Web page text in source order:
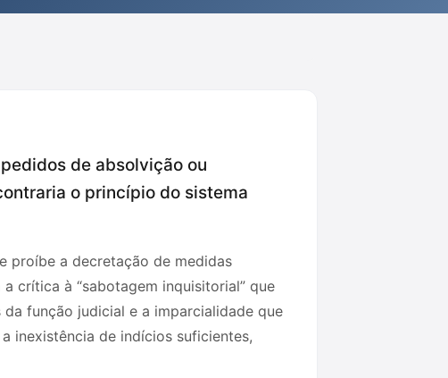
de absolvição ou
o princípio do sistema
proíbe a decretação de medidas
crítica à “sabotagem inquisitorial” que
função judicial e a imparcialidade que
inexistência de indícios suficientes,